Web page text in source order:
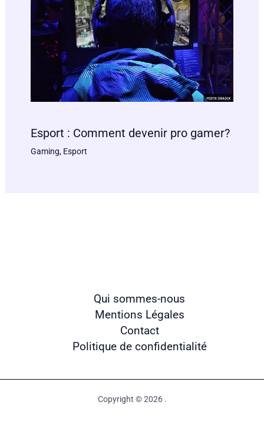
Esport : Comment devenir pro gamer?
Gaming, Esport
Qui sommes-nous
Mentions Légales
Contact
Politique de confidentialité
Copyright © 2026 .